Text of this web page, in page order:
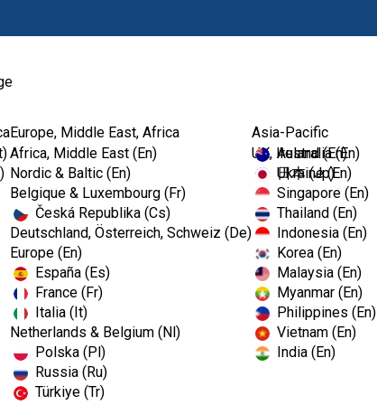
Europe, Middle East, Africa
Africa, Middle East (En)
Nordic & Baltic (En)
Belgique & Luxembourg (Fr)
Česká Republika (Cs)
Deutschland, Österreich, Schweiz (De)
Europe (En)
España (Es)
France (Fr)
Italia (It)
Netherlands & Belgium (Nl)
Polska (Pl)
Russia (Ru)
Türkiye (Tr)
UK, Ireland (En)
Ukraine (En)
Asia-Pacific
Australia (En)
日本 (Jp)
Singapore (En)
Thailand (En)
Indonesia (En)
Korea (En)
Malaysia (En)
Myanmar (En)
Philippines (En)
Vietnam (En)
India (En)